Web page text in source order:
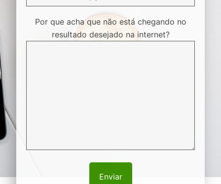
Por que acha que não está chegando no
resultado desejado na internet?